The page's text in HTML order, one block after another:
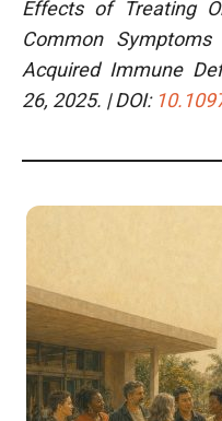
Effects of Treating
Common
Acquired Immune
26, 2025. | DOI: